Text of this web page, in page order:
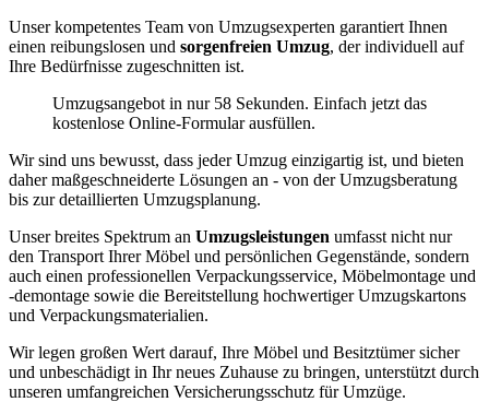
Unser kompetentes Team von Umzugsexperten garantiert Ihnen
einen reibungslosen und sorgenfreien Umzug, der individuell auf
Ihre Bedürfnisse zugeschnitten ist.
Umzugsangebot in nur 58 Sekunden. Einfach jetzt das
kostenlose Online-Formular ausfüllen.
Wir sind uns bewusst, dass jeder Umzug einzigartig ist, und bieten
daher maßgeschneiderte Lösungen an - von der Umzugsberatung
bis zur detaillierten Umzugsplanung.
Unser breites Spektrum an Umzugsleistungen umfasst nicht nur
den Transport Ihrer Möbel und persönlichen Gegenstände, sondern
auch einen professionellen Verpackungsservice, Möbelmontage und
-demontage sowie die Bereitstellung hochwertiger Umzugskartons
und Verpackungsmaterialien.
Wir legen großen Wert darauf, Ihre Möbel und Besitztümer sicher
und unbeschädigt in Ihr neues Zuhause zu bringen, unterstützt durch
unseren umfangreichen Versicherungsschutz für Umzüge.